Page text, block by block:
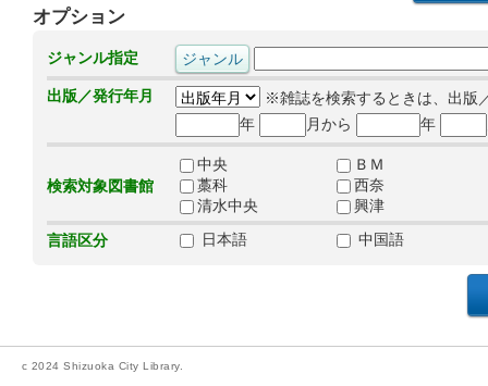
オプション
ジャンル指定
出版／発行年月
※雑誌を検索するときは、出版
年
月から 年
検索対象図書館
中央
ＢＭ
藁科
西奈
清水中央
興津
言語区分
日本語 中国語
c 2024 Shizuoka City Library.